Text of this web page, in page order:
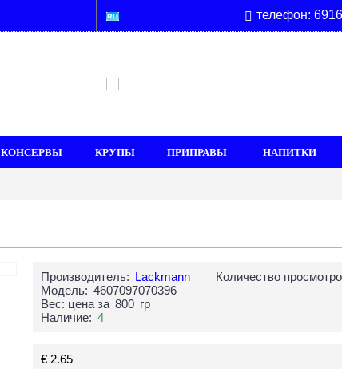
телефон:
КОНСЕРВЫ КРУПЫ ПРИПРАВЫ НАПИТКИ
Количество
Производитель: Lackmann
Модель: 4607097070396
Вес: цена за 800 гр
Наличие: 4
€ 2.65